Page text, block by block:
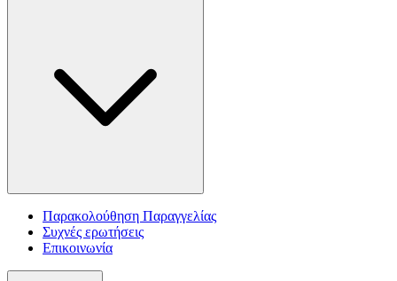
Παρακολούθηση Παραγγελίας
Συχνές ερωτήσεις
Επικοινωνία